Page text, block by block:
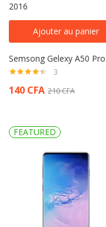
Ajouter au panier
sur 5
3
140 CFA 210CFA
FEATURED